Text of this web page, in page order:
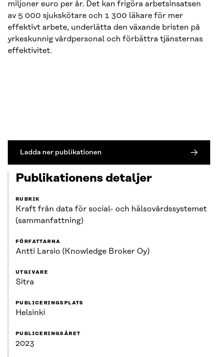
miljoner euro per år. Det kan frigöra arbetsinsatsen
av 5 000 sjukskötare och 1 300 läkare för mer
effektivt arbete, underlätta den växande bristen på
yrkeskunnig vårdpersonal och förbättra tjänsternas
effektivitet.
Ladda ner publikationen
Publikationens detaljer
RUBRIK
Kraft från data för social- och hälsovårdssystemet
(sammanfattning)
FÖRFATTARNA
Antti Larsio (Knowledge Broker Oy)
UTGIVARE
Sitra
PUBLICERINGSPLATS
Helsinki
PUBLICERINGSÅRET
2023